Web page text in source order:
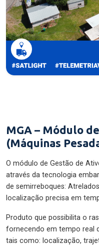
MGA – Módulo
(Máquinas
O módulo de Gestão de
através da tecnologia
de semirreboques:
localização precisa em
Produto que possibilita o
fornecendo em tempo real
tais como: localização,